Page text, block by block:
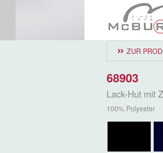
ZUR
68903
Lack-Hut mit
100% Polyester